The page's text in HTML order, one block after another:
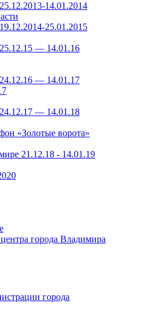
14.01.2014
25.01.2015
— 14.01.16
— 14.01.17
— 14.01.18
«Золотые ворота»
21.12.18 - 14.01.19
города Владимира
города